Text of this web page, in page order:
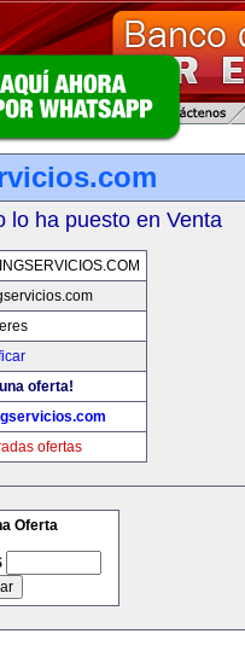
lo ha puesto en Venta
oferta!
ofertas
Oferta